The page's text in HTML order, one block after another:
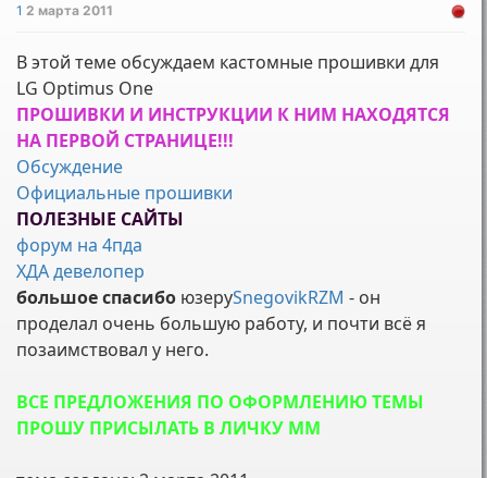
12 марта 2011
В этой теме обсуждаем кастомные прошивки для
LG Optimus One
ПРОШИВКИ И ИНСТРУКЦИИ К НИМ НАХОДЯТСЯ
НА ПЕРВОЙ СТРАНИЦЕ!!!
Обсуждение
Официальные прошивки
ПОЛЕЗНЫЕ САЙТЫ
форум на 4пда
ХДА девелопер
большое спасибо юзеруSnegovikRZM - он
проделал очень большую работу, и почти всё я
позаимствовал у него.
ВСЕ ПРЕДЛОЖЕНИЯ ПО ОФОРМЛЕНИЮ ТЕМЫ
ПРОШУ ПРИСЫЛАТЬ В ЛИЧКУ ММ